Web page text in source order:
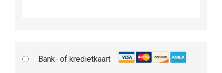
Bank- of kredietkaart